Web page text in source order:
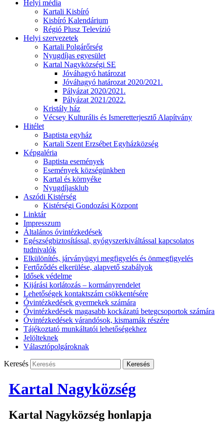
Helyi média
Kartali Kisbíró
Kisbíró Kalendárium
Régió Plusz Televízió
Helyi szervezetek
Kartali Polgárőrség
Nyugdíjas egyesület
Kartal Nagyközségi SE
Jóváhagyó határozat
Jóváhagyó határozat 2020/2021.
Pályázat 2020/2021.
Pályázat 2021/2022.
Kristály ház
Vécsey Kulturális és Ismeretterjesztő Alapítvány
Hitélet
Baptista egyház
Kartali Szent Erzsébet Egyházközség
Képgaléria
Baptista események
Események községünkben
Kartal és környéke
Nyugdíjasklub
Aszódi Kistérség
Kistérségi Gondozási Központ
Linktár
Impresszum
Általános óvintézkedések
Egészségbiztosítással, gyógyszerkiváltással kapcsolatos
tudnivalók
Elkülönítés, járványügyi megfigyelés és önmegfigyelés
Fertőződés elkerülése, alapvető szabályok
Idősek védelme
Kijárási korlátozás – kormányrendelet
Lehetőségek kontaktszám csökkentésére
Óvintézkedések gyermekek számára
Óvintézkedések magasabb kockázatú betegcsoportok számára
Óvintézkedések várandósok, kismamák részére
Tájékoztató munkáltatói lehetőségekhez
Jelölteknek
Választópolgároknak
Keresés
Kartal Nagyközség
Kartal Nagyközség honlapja